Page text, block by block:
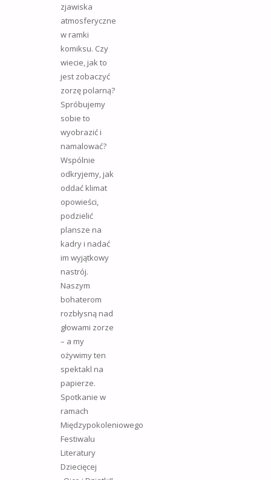
zjawiska
atmosferyczne
w ramki
komiksu. Czy
wiecie, jak to
jest zobaczyć
zorzę polarną?
Spróbujemy
sobie to
wyobrazić i
namalować?
Wspólnie
odkryjemy, jak
oddać klimat
opowieści,
podzielić
plansze na
kadry i nadać
im wyjątkowy
nastrój.
Naszym
bohaterom
rozbłysną nad
głowami zorze
– a my
ożywimy ten
spektakl na
papierze.
Spotkanie w
ramach
Międzypokoleniowego
Festiwalu
Literatury
Dziecięcej